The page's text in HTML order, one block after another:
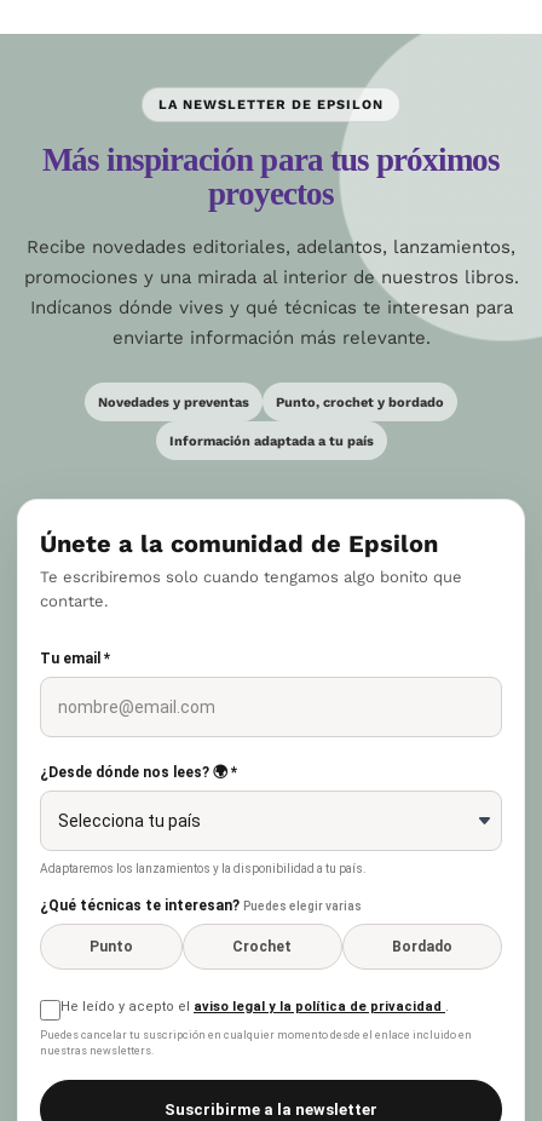
LA NEWSLETTER DE EPSILON
Más inspiración para tus próximos
proyectos
Recibe novedades editoriales, adelantos, lanzamientos,
promociones y una mirada al interior de nuestros libros.
Indícanos dónde vives y qué técnicas te interesan para
enviarte información más relevante.
Novedades y preventas Punto, crochet y bordado
Información adaptada a tu país
Únete a la comunidad de Epsilon
Te escribiremos solo cuando tengamos algo bonito que
contarte.
Tu email *
¿Desde dónde nos lees? 🌍 *
Adaptaremos los lanzamientos y la disponibilidad a tu país.
¿Qué técnicas te interesan? Puedes elegir varias
Punto Crochet Bordado
He leído y acepto el aviso legal y la política de privacidad .
Puedes cancelar tu suscripción en cualquier momento desde el enlace incluido en
nuestras newsletters.
Suscribirme a la newsletter